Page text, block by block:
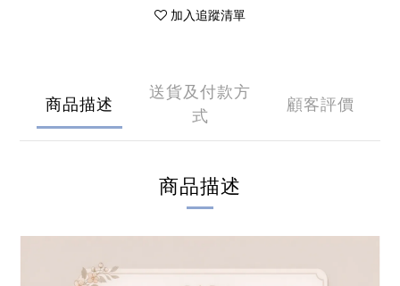
加入追蹤清單
商品描述
送貨及付款方
式
顧客評價
商品描述